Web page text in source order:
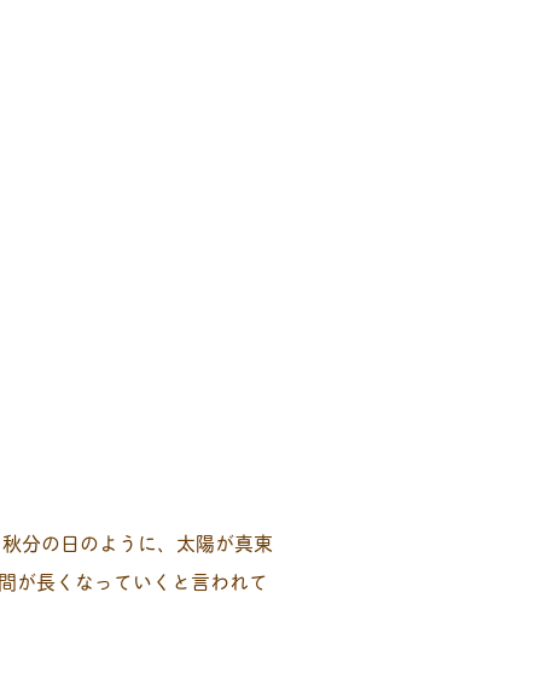
分の日のように、太陽が真東
が長くなっていくと言われて